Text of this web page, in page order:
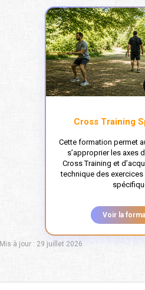
Cross Training
Cette formation permet
s’approprier les axes
Cross Training et
technique des exercices
Voir la
Mis à jour : 29 juillet 2026